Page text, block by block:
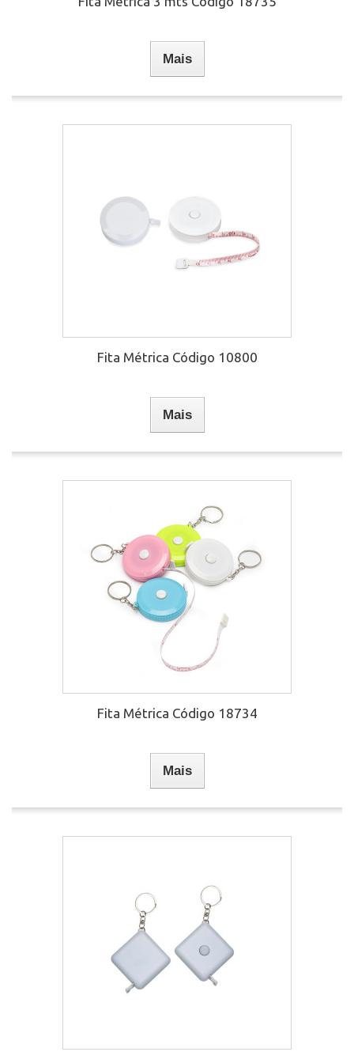
Mais
Fita Métrica Código 10800
Mais
Fita Métrica Código 18734
Mais